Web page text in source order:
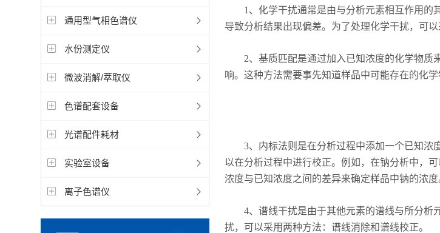
通用型气相色谱仪
水份测定仪
微波消解/萃取仪
色谱配套设备
光谱配件耗材
实验室设备
离子色谱仪
1、化学干扰通常是由与分析元素相互作用的
导致分析结果出现偏差。为了处理化学干扰，可
2、基质匹配是通过加入已知浓度的化学物质
响。这种方法需要事先知道样品中可能存在的化
3、内标法则是在分析过程中添加一个已知浓
以在分析过程中进行校正。例如，在钠分析中，
浓度与已知浓度之间的差异来确定样品中钠的浓度
4、谱线干扰是由于其他元素的谱线与所分析
扰，可以采用两种方法：谱线消除和谱线校正。